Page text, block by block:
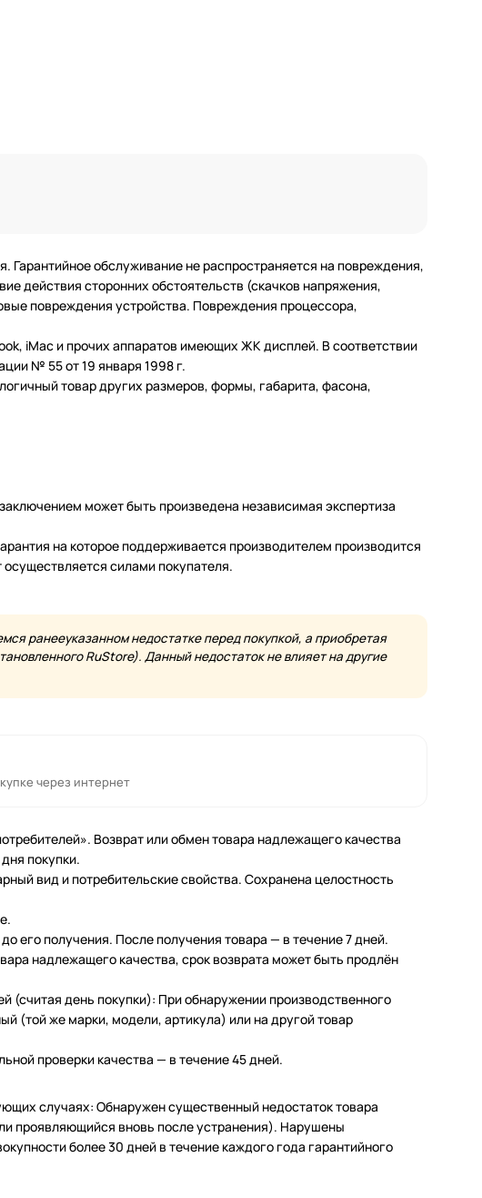
Гарантийное обслуживание не распространяется на повреждения,
действия сторонних обстоятельств (скачков напряжения,
повреждения устройства. Повреждения процессора,
iMac и прочих аппаратов имеющих ЖК дисплей. В соответствии
№ 55 от 19 января 1998 г.
товар других размеров, формы, габарита, фасона,
может быть произведена независимая экспертиза
на которое поддерживается производителем производится
силами покупателя.
ранееуказанном недостатке перед покупкой, а приобретая
RuStore). Данный недостаток не влияет на другие
через интернет
Возврат или обмен товара надлежащего качества
покупки.
вид и потребительские свойства. Сохранена целостность
его получения. После получения товара — в течение 7 дней.
надлежащего качества, срок возврата может быть продлён
(считая день покупки): При обнаружении производственного
(той же марки, модели, артикула) или на другой товар
проверки качества — в течение 45 дней.
случаях: Обнаружен существенный недостаток товара
проявляющийся вновь после устранения). Нарушены
более 30 дней в течение каждого года гарантийного